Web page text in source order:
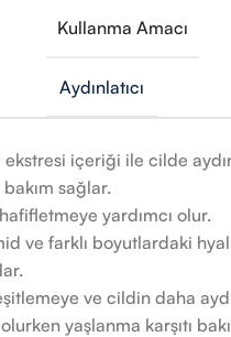
Kullanma Amacı
Aydınlatıcı
içeriği ile cilde
sağlar.
yardımcı olur.
ve farklı boyutlardaki
ve cildin daha
yaşlanma karşıtı